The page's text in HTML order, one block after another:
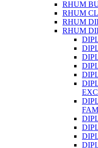
RHUM
RHUM
RHUM
RHUM